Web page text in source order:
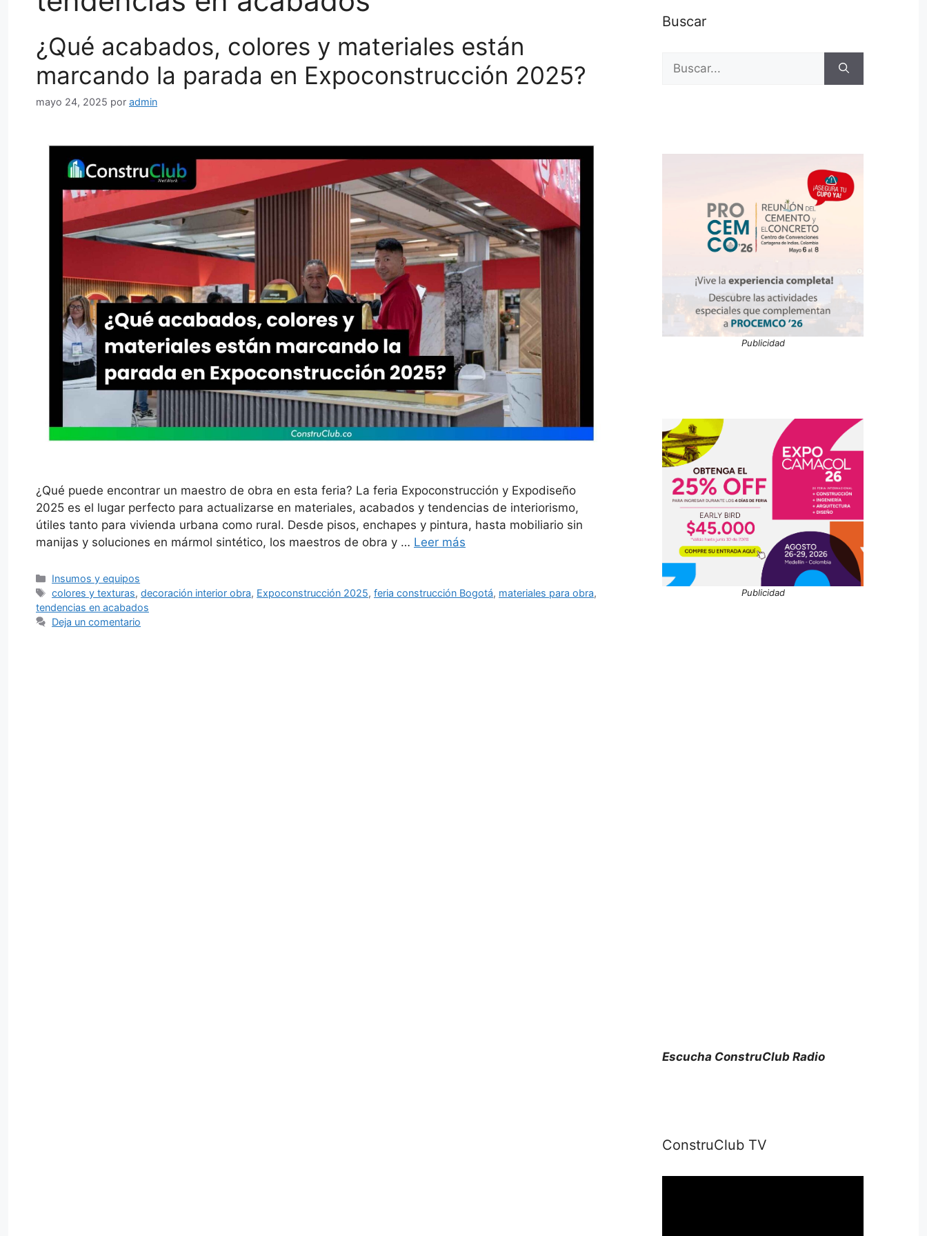
¿Qué acabados, colores y materiales están
marcando la parada en Expoconstrucción 2025?
mayo 24, 2025 por admin
¿Qué puede encontrar un maestro de obra en esta feria? La feria Expoconstrucción y Expodiseño
2025 es el lugar perfecto para actualizarse en materiales, acabados y tendencias de interiorismo,
útiles tanto para vivienda urbana como rural. Desde pisos, enchapes y pintura, hasta mobiliario sin
manijas y soluciones en mármol sintético, los maestros de obra y … Leer más
Categorías
Insumos y equipos
Etiquetas
colores y texturas,decoración interior obra, Expoconstrucción 2025,feria construcción Bogotá, materiales para obra,
tendencias en acabados
Deja un comentario
Buscar
Buscar:
Publicidad
Publicidad
Escucha ConstruClub Radio
ConstruClub TV